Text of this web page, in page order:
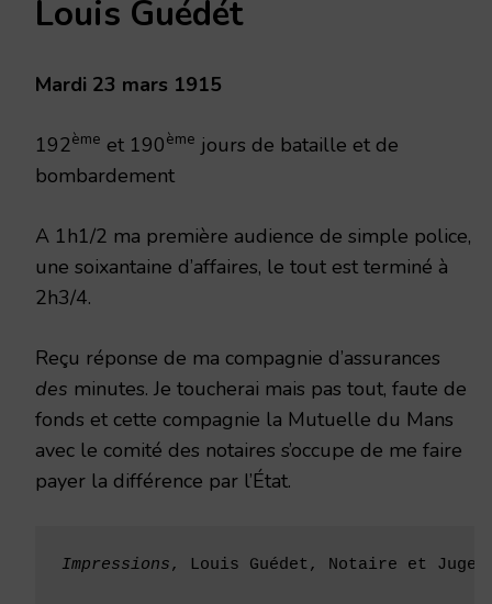
MARS
1915
Louis Guédét
Mardi 23 mars 1915
192ème et 190ème jours de bataille et de
bombardement
A 1h1/2 ma première audience de simple police,
une soixantaine d’affaires, le tout est terminé à
2h3/4.
Reçu réponse de ma compagnie d’assurances
des minutes. Je toucherai mais pas tout, faute de
fonds et cette compagnie la Mutuelle du Mans
avec le comité des notaires s’occupe de me faire
payer la différence par l’État.
Impressions, Louis Guédet, Notaire et